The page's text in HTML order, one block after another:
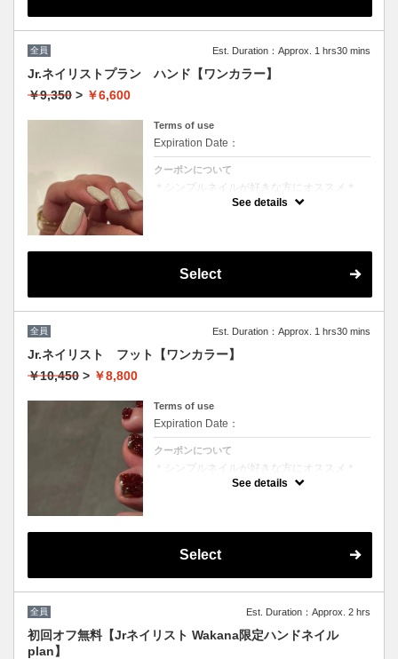
全員 Est. Duration：Approx. 1 hrs30 mins
Jr.ネイリストプラン ハンド【ワンカラー】
￥9,350 > ￥6,600
Terms of use
Expiration Date：
クーポンについて
＊シンプルネイルが好きな方にオススメ＊
カラー１００種類からお選び頂けます。マグ
ネットに変更可能。
余裕を持ったお時間でご予約はお取りさせて
いただいておりますが、お時間が前後する可
※他割引併用不可
See details
Select
全員 Est. Duration：Approx. 1 hrs30 mins
Jr.ネイリスト フット【ワンカラー】
￥10,450 > ￥8,800
Terms of use
Expiration Date：
クーポンについて
＊シンプルネイルが好きな方にオススメ＊
カラー100種類からお選び頂けます。 フット
バス、スクラブ、マッサージ付き※デザイン
技術向上を目的としたメニューとなります
余裕を持ったお時間でご予約はお取りさせて
See details
Select
全員 Est. Duration：Approx. 2 hrs
初回オフ無料【Jrネイリスト Wakana限定ハンドネイル
plan】